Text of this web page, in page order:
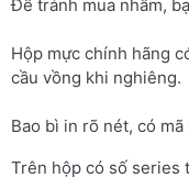
Để tránh mua nhầm,
Hộp mực chính hãng
cầu vồng khi nghiêng.
Bao bì in rõ nét, có
Trên hộp có số series